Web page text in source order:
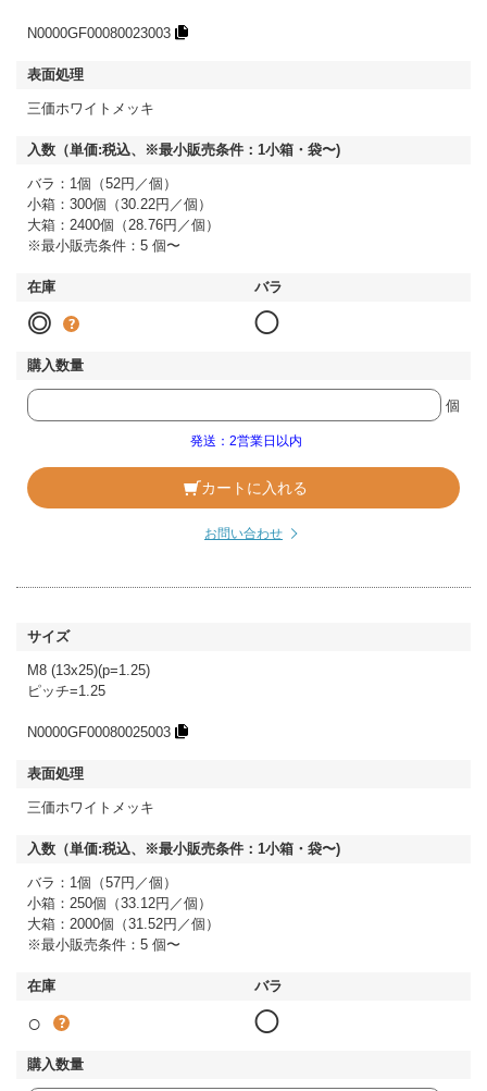
N0000GF00080023003
三価ホワイトメッキ
バラ：1個（52円／個）
小箱：300個（30.22円／個）
大箱：2400個（28.76円／個）
※最小販売条件：5 個〜
◎ ◯
個
発送：2営業日以内
カートに入れる
お問い合わせ
M8 (13x25)(p=1.25)
ピッチ=1.25
N0000GF00080025003
三価ホワイトメッキ
バラ：1個（57円／個）
小箱：250個（33.12円／個）
大箱：2000個（31.52円／個）
※最小販売条件：5 個〜
○ ◯